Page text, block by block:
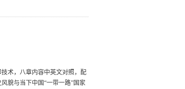
术，八章内容中英文对照，配
貌与当下中国“一带一路”国家